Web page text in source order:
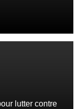
lutter contre